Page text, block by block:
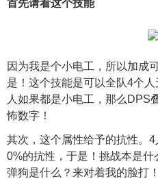
首先请看这个技能
因为我是个小电工，所以加成
是！这个技能是可以全队4个
人如果都是小电工，那么DPS
怖数字！
其次，这个属性给予的抗性。
0%的抗性，于是！挑战本是
弹狗是什么？来对着我的脸打